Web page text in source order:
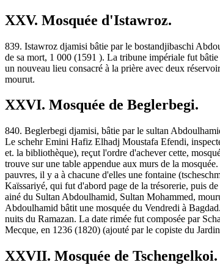
XXV. Mosquée d'Istawroz.
839. Istawroz djamisi bâtie par le bostandjibaschi
de sa mort, 1 000 (1591 ). La tribune impériale fut
un nouveau lieu consacré à la prière avec deux
mourut.
XXVI. Mosquée de Beglerbegi.
840. Beglerbegi djamisi, bâtie par le sultan
Le schehr Emini Hafiz Elhadj Moustafa Efendi,
et. la bibliothèque), reçut l'ordre d'achever cette,
trouve sur une table appendue aux murs de la
pauvres, il y a à chacune d'elles une fontaine
Kaïssariyé, qui fut d'abord page de la trésorerie, puis
ainé du Sultan Abdoulhamid, Sultan Mohammed,
Abdoulhamid bâtit une mosquée du Vendredi à
nuits du Ramazan. La date rimée fut composée par
Mecque, en 1236 (1820) (ajouté par le copiste du
XXVII. Mosquée de Tschengelkoi.